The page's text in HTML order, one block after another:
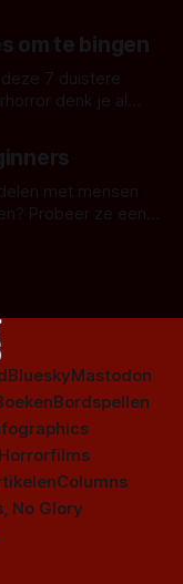
om te bingen
7 duistere
horror
tv-
duistere of horrorgenre. Als
met mensen
Probeer ze eens
BlueskyMastodon
Bordspellen
Columns
No Glory